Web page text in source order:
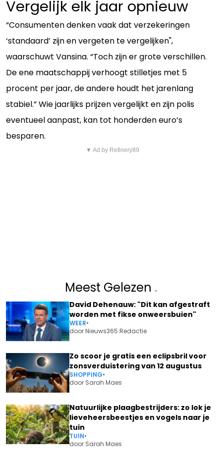
Vergelijk elk jaar opnieuw
“Consumenten denken vaak dat verzekeringen
‘standaard’ zijn en vergeten te vergelijken",
waarschuwt Vansina. “Toch zijn er grote verschillen.
De ene maatschappij verhoogt stilletjes met 5
procent per jaar, de andere houdt het jarenlang
stabiel.” Wie jaarlijks prijzen vergelijkt en zijn polis
eventueel aanpast, kan tot honderden euro’s
besparen.
▼ Ad by Refinery89
Meest Gelezen .
David Dehenauw: "Dit kan afgestraft
worden met fikse onweersbuien"
WEER•
doorNieuws365 Redactie
Zo scoor je gratis een eclipsbril voor
zonsverduistering van 12 augustus
SHOPPING•
door Sarah Maes
Natuurlijke plaagbestrijders: zo lok je
lieveheersbeestjes en vogels naar je
tuin
TUIN•
door Sarah Maes